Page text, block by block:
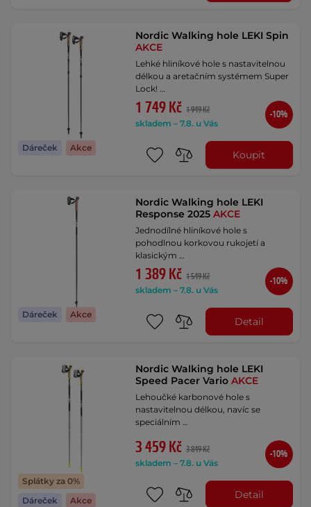
Dáreček Akce
Nordic Walking hole LEKI Spin
AKCE
Lehké hliníkové hole s nastavitelnou
délkou a aretačním systémem Super
Lock! …
1 749 Kč 1 949 Kč
skladem – 7.8. u Vás
-10%
Koupit
Dáreček Akce
Nordic Walking hole LEKI
Response 2025AKCE
Jednodílné hliníkové hole s
pohodlnou korkovou rukojetí a
klasickým …
1 389 Kč 1 549 Kč
skladem – 7.8. u Vás
-10%
Detail
Splátky za 0%
Dáreček
Akce
Nordic Walking hole LEKI
Speed Pacer VarioAKCE
Lehoučké karbonové hole s
nastavitelnou délkou, navíc se
speciálním …
3 459 Kč 3 849 Kč
skladem – 7.8. u Vás
-10%
Detail